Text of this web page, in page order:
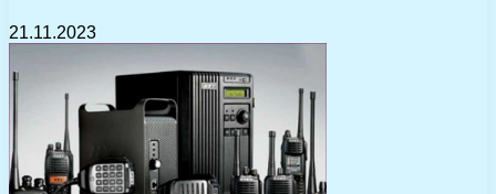
21.11.2023